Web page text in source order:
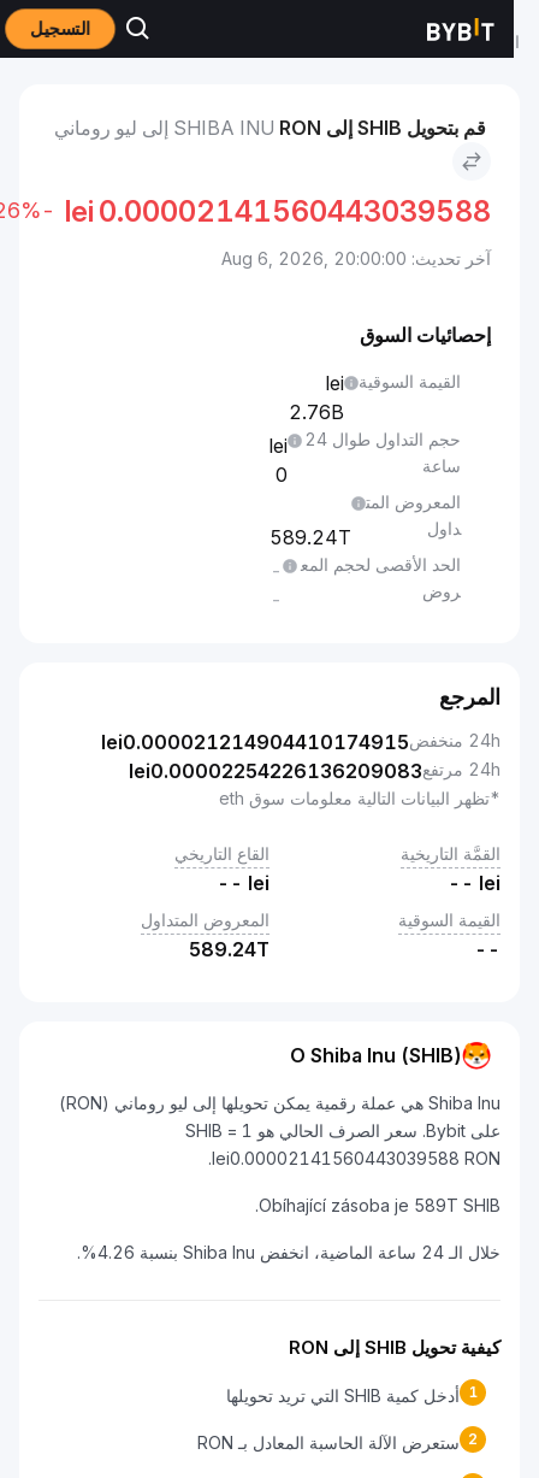
التسجيل
سعر Shiba Inu SHIB
قم بتحويل SHIB إلى RON SHIBA INU إلى ليو روماني
lei0.00002141560443039588
-4.26%
آخر تحديث: Aug 6, 2026, 20:00:00
إحصائيات السوق
القيمة السوقية
2.76B
حجم التداول طوال 24
ساعة
المعروض المت
داول
589.24T
الحد الأقصى لحجم المع
روض
-
المرجع
24h منخفض lei0.000021214904410174915
24h مرتفع lei0.00002254226136209083
*تظهر البيانات التالية معلومات سوق eth
القمَّة التاريخية
--
القاع التاريخي
--
القيمة السوقية المعروض المتداول
589.24T
O Shiba Inu (SHIB)
Shiba Inu هي عملة رقمية يمكن تحويلها إلى ليو روماني (RON)
على Bybit. سعر الصرف الحالي هو 1 SHIB =
lei0.00002141560443039588 RON.
Obíhající zásoba je 589T SHIB.
خلال الـ 24 ساعة الماضية، انخفض Shiba Inu بنسبة 4.26%.
كيفية تحويل SHIB إلى RON
أدخل كمية SHIB التي تريد تحويلها
ستعرض الآلة الحاسبة المعادل بـ RON